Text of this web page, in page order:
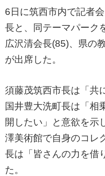
6日に筑西市内で記者
長と、同テーマパーク
広沢清会長(85)、県の
が出席した。
須藤茂筑西市長は「共
国井豊大洗町長は「相
開したい」と意欲を示
澤美術館で自身のコレ
長は「皆さんの力を借
た。